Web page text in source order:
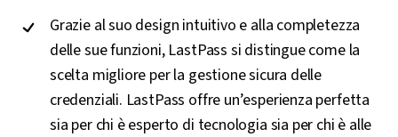
Grazie al suo design intuitivo e alla completezza
delle sue funzioni, LastPass si distingue come la
scelta migliore per la gestione sicura delle
credenziali. LastPass offre un’esperienza perfetta
sia per chi è esperto di tecnologia sia per chi è alle